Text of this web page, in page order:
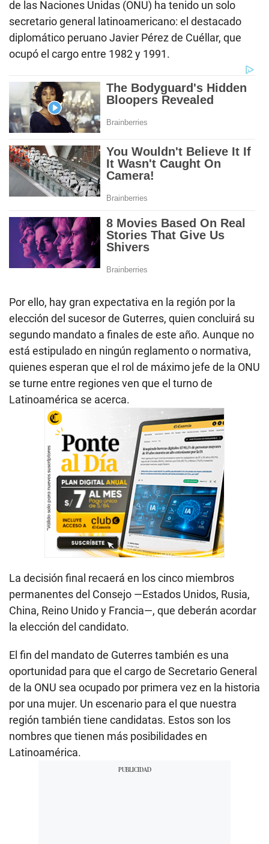
de las Naciones Unidas (ONU) ha tenido un solo
secretario general latinoamericano: el destacado
diplomático peruano Javier Pérez de Cuéllar, que
ocupó el cargo entre 1982 y 1991.
Por ello, hay gran expectativa en la región por la
elección del sucesor de Guterres, quien concluirá su
segundo mandato a finales de este año. Aunque no
está estipulado en ningún reglamento o normativa,
quienes esperan que el rol de máximo jefe de la ONU
se turne entre regiones ven que el turno de
Latinoamérica se acerca.
La decisión final recaerá en los cinco miembros
permanentes del Consejo —Estados Unidos, Rusia,
China, Reino Unido y Francia—, que deberán acordar
la elección del candidato.
El fin del mandato de Guterres también es una
oportunidad para que el cargo de Secretario General
de la ONU sea ocupado por primera vez en la historia
por una mujer. Un escenario para el que nuestra
región también tiene candidatas. Estos son los
nombres que tienen más posibilidades en
Latinoamérica.